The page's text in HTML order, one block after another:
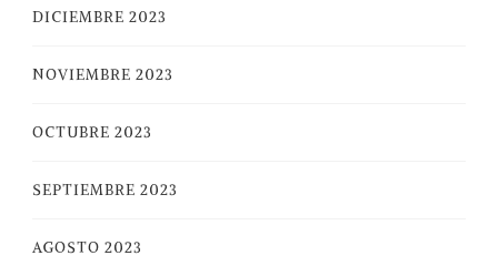
DICIEMBRE 2023
NOVIEMBRE 2023
OCTUBRE 2023
SEPTIEMBRE 2023
AGOSTO 2023